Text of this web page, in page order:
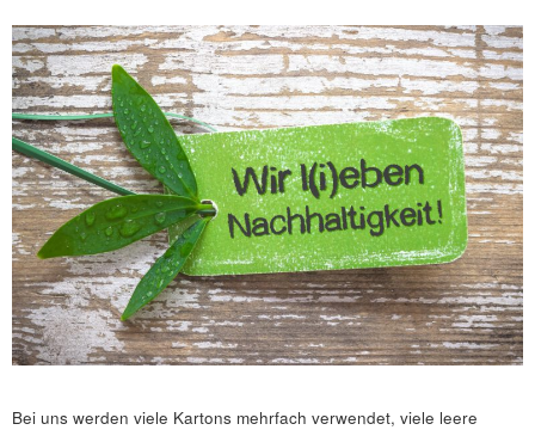
Bei uns werden viele Kartons mehrfach verwendet, viele leere